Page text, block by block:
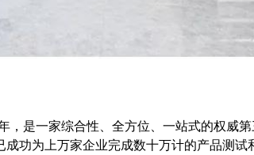
，是一家综合性、全方位、一站式的权威
成功为上万家企业完成数十万计的产品测试